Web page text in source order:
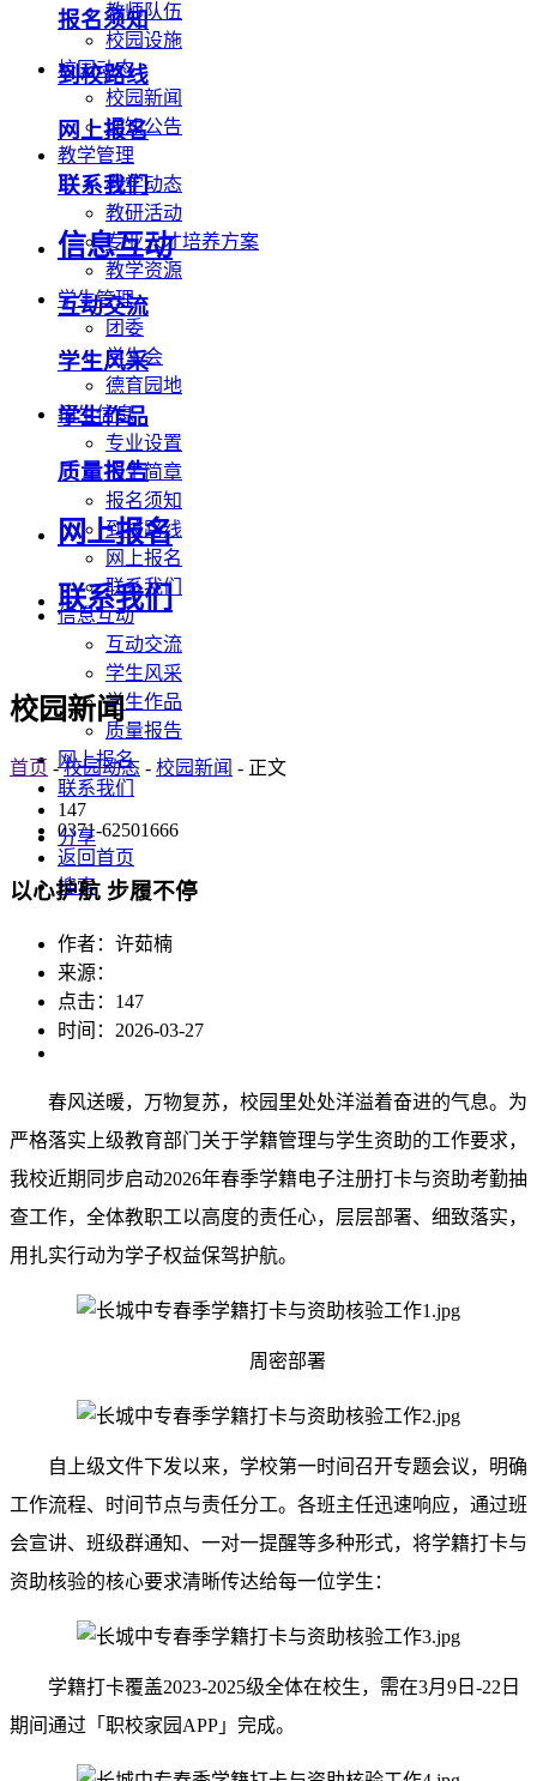
教师队伍
校园设施
校园动态
校园新闻
通知公告
教学管理
教学动态
教研活动
专业人才培养方案
教学资源
学生管理
团委
学生会
德育园地
招生信息
专业设置
招生简章
报名须知
到校路线
网上报名
联系我们
信息互动
互动交流
学生风采
学生作品
质量报告
网上报名
联系我们
0371-62501666
返回首页
搜索
报名须知
到校路线
网上报名
联系我们
信息互动
互动交流
学生风采
学生作品
质量报告
网上报名
联系我们
校园新闻
首页 -校园动态 - 校园新闻 - 正文
147
分享
以心护航 步履不停
作者：许茹楠
来源：
点击： 147
时间：2026-03-27
春风送暖，万物复苏，校园里处处洋溢着奋进的气息。为
严格落实上级教育部门关于学籍管理与学生资助的工作要求，
我校近期同步启动2026年春季学籍电子注册打卡与资助考勤抽
查工作，全体教职工以高度的责任心，层层部署、细致落实，
用扎实行动为学子权益保驾护航。
周密部署
自上级文件下发以来，学校第一时间召开专题会议，明确
工作流程、时间节点与责任分工。各班主任迅速响应，通过班
会宣讲、班级群通知、一对一提醒等多种形式，将学籍打卡与
资助核验的核心要求清晰传达给每一位学生：
学籍打卡覆盖2023-2025级全体在校生，需在3月9日-22日
期间通过「职校家园APP」完成。